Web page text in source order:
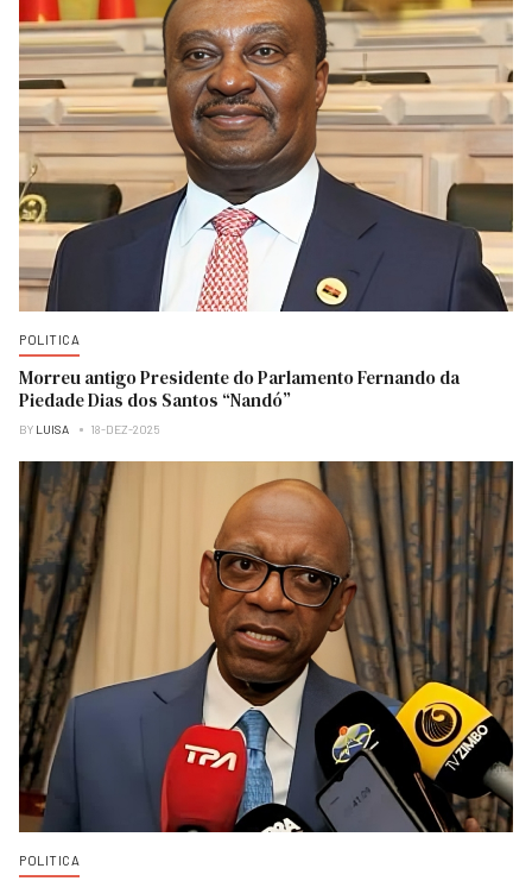
POLITICA
Morreu antigo Presidente do Parlamento Fernando da
Piedade Dias dos Santos “Nandó”
BY LUISA 18-DEZ-2025
POLITICA